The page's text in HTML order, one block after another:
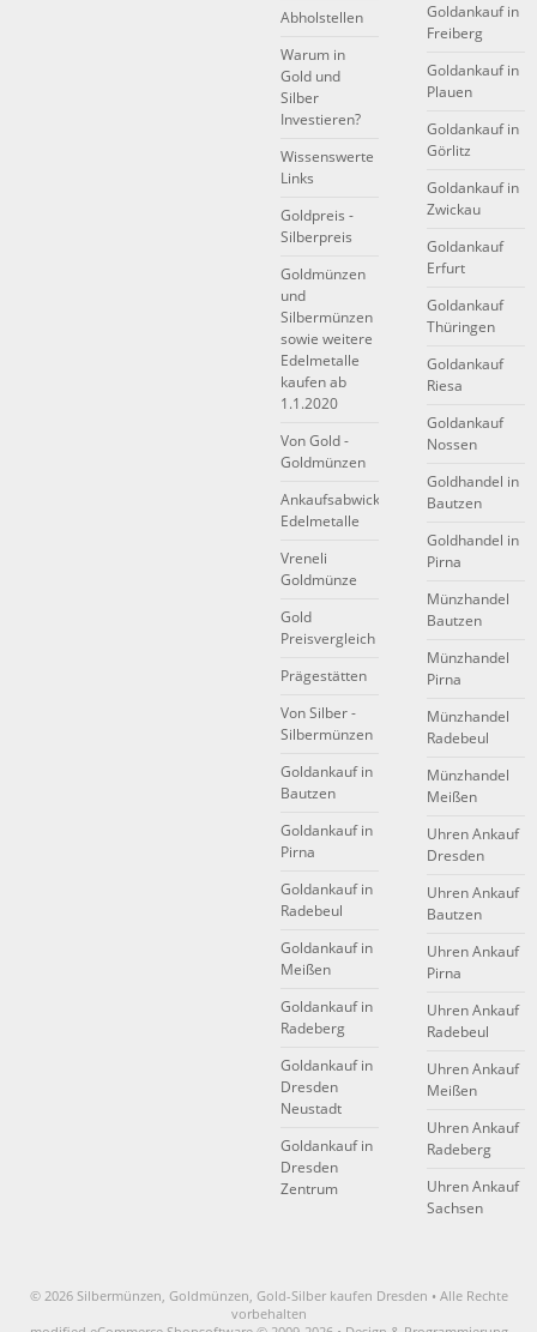
Abholstellen
Warum in
Gold und
Silber
Investieren?
Wissenswerte
Links
Goldpreis -
Silberpreis
Goldmünzen
und
Silbermünzen
sowie weitere
Edelmetalle
kaufen ab
1.1.2020
Von Gold -
Goldmünzen
Ankaufsabwicklung
Edelmetalle
Vreneli
Goldmünze
Gold
Preisvergleich
Prägestätten
Von Silber -
Silbermünzen
Goldankauf in
Bautzen
Goldankauf in
Pirna
Goldankauf in
Radebeul
Goldankauf in
Meißen
Goldankauf in
Radeberg
Goldankauf in
Dresden
Neustadt
Goldankauf in
Dresden
Zentrum
Goldankauf in
Freiberg
Goldankauf in
Plauen
Goldankauf in
Görlitz
Goldankauf in
Zwickau
Goldankauf
Erfurt
Goldankauf
Thüringen
Goldankauf
Riesa
Goldankauf
Nossen
Goldhandel in
Bautzen
Goldhandel in
Pirna
Münzhandel
Bautzen
Münzhandel
Pirna
Münzhandel
Radebeul
Münzhandel
Meißen
Uhren Ankauf
Dresden
Uhren Ankauf
Bautzen
Uhren Ankauf
Pirna
Uhren Ankauf
Radebeul
Uhren Ankauf
Meißen
Uhren Ankauf
Radeberg
Uhren Ankauf
Sachsen
© 2026 Silbermünzen, Goldmünzen, Gold-Silber kaufen Dresden • Alle Rechte
vorbehalten